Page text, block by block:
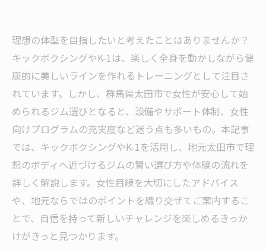
理想の体型を目指したいと考えたことはありませんか？
キックボクシングやK-1は、楽しく全身を動かしながら健
康的に美しいラインを作れるトレーニングとして注目さ
れています。しかし、群馬県太田市で女性が安心して始
められるジム選びとなると、設備やサポート体制、女性
向けプログラムの充実度など迷う点も多いもの。本記事
では、キックボクシングやK-1を活用し、地元太田市で理
想のボディへ近づけるジムの賢い選び方や体験の流れを
詳しく解説します。女性目線を大切にしたアドバイス
や、地元ならではのポイントを織り交ぜてご案内するこ
とで、自信を持って新しいチャレンジを楽しめるきっか
けがきっと見つかります。